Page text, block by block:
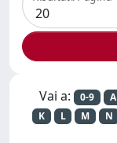
Vai a: 0-9 A
K
L M N